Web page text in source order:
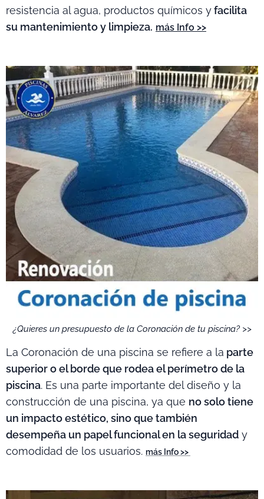
resistencia al agua, productos químicos yfacilita
su mantenimiento y limpieza. más Info >>
¿Quieres un presupuesto de la Coronación de tu piscina? >>
La Coronación de una piscina se refiere a la parte
superior o el borde que rodea el perímetro de la
piscina. Es una parte importante del diseño y la
construcción de una piscina, ya que no solo tiene
un impacto estético, sino que también
desempeña un papel funcional en la seguridad y
comodidad de los usuarios. más Info >>